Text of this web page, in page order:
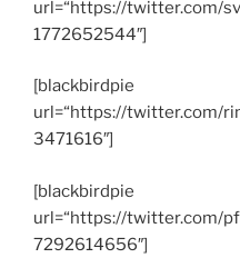
url=“https://twitter.com/
1772652544″]
[blackbirdpie
url=“https://twitter.com/
3471616″]
[blackbirdpie
url=“https://twitter.com/
7292614656″]